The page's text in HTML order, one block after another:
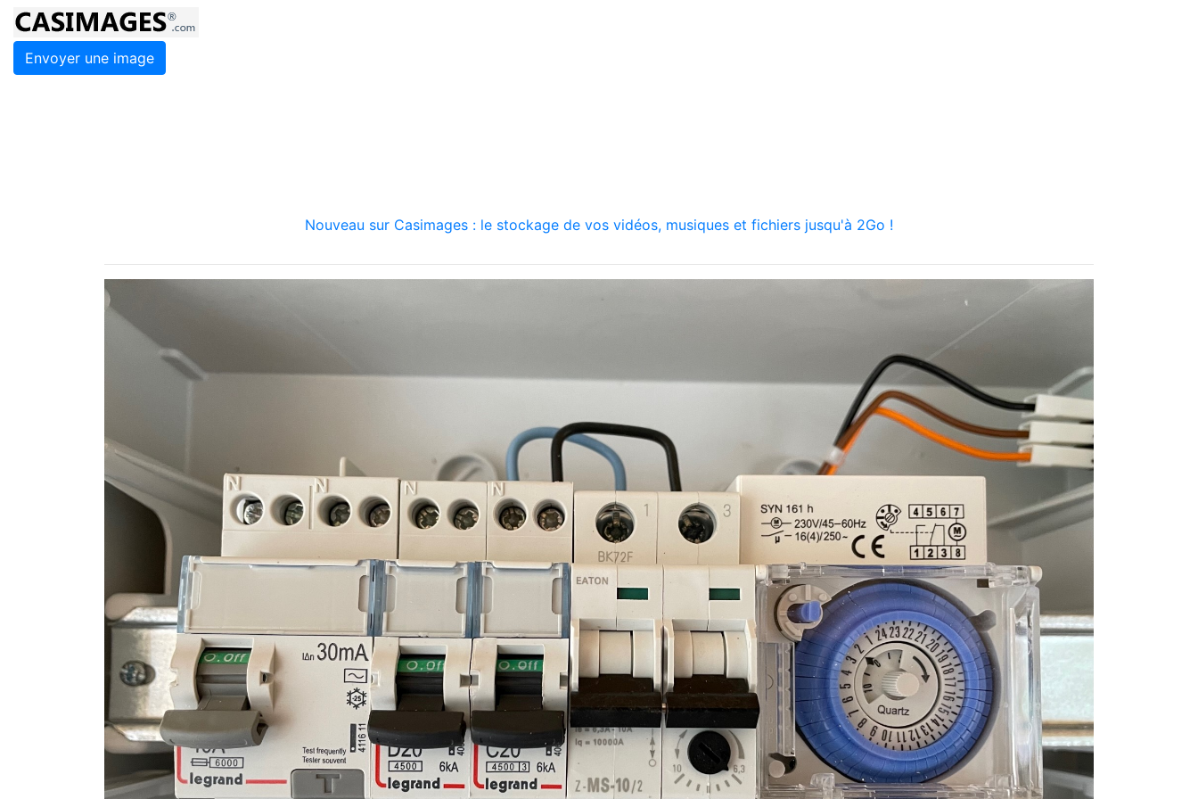
Envoyer une image
Nouveau sur Casimages : le stockage de vos vidéos, musiques et fichiers jusqu'à 2Go !